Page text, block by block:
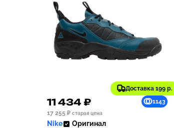
Доставка 199 р.
11 434 ₽
1143
17 255 ₽ старая цена
Nike Оригинал